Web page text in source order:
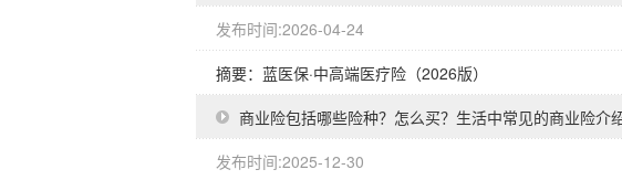
发布时间:2026-04-24
摘要：蓝医保·中高端医疗险（2026版）
商业险包括哪些险种？怎么买？生活中常见的商业险介
发布时间:2025-12-30